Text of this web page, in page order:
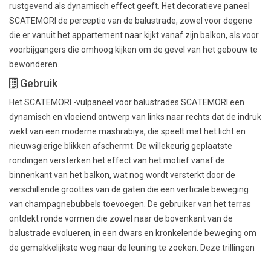
rustgevend als dynamisch effect geeft. Het decoratieve paneel
SCATEMORI de perceptie van de balustrade, zowel voor degene
die er vanuit het appartement naar kijkt vanaf zijn balkon, als voor
voorbijgangers die omhoog kijken om de gevel van het gebouw te
bewonderen.
Gebruik
Het SCATEMORI -vulpaneel voor balustrades SCATEMORI een
dynamisch en vloeiend ontwerp van links naar rechts dat de indruk
wekt van een moderne mashrabiya, die speelt met het licht en
nieuwsgierige blikken afschermt. De willekeurig geplaatste
rondingen versterken het effect van het motief vanaf de
binnenkant van het balkon, wat nog wordt versterkt door de
verschillende groottes van de gaten die een verticale beweging
van champagnebubbels toevoegen. De gebruiker van het terras
ontdekt ronde vormen die zowel naar de bovenkant van de
balustrade evolueren, in een dwars en kronkelende beweging om
de gemakkelijkste weg naar de leuning te zoeken. Deze trillingen